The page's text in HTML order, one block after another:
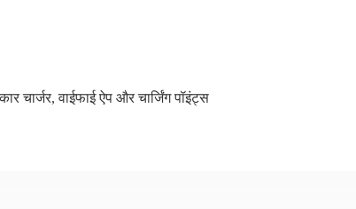
चार्जर, वाईफाई ऐप और चार्जिंग पॉइंट्स